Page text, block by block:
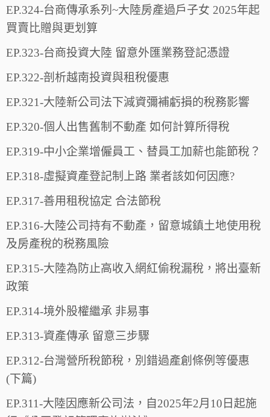
EP.324-台商傳承系列~大陸房產過戶子女 2025年起
買賣比贈與更划算
EP.323-台商投資大陸 留意外匯業務登記憑證
EP.322-剖析越南投資與租稅優惠
EP.321-大陸新公司法下減資彌補虧損的稅務影響
EP.320-個人出售舊制不動產 如何計算所得稅
EP.319-中小企業增僱員工、替員工加薪也能節稅？
EP.318-虛擬資產登記制上路 業者該如何因應?
EP.317-善用租稅協定 合法節稅
EP.316-大陸公司持有不動產，留意城鎮土地使用稅
及房產稅的税務風險
EP.315-大陸為防止高收入網紅偷稅漏稅，將出臺新
政策
EP.314-境外股權繼承 非易事
EP.313-資產傳承 留意三步驟
EP.312-台灣營所稅節稅，別錯過產創條例等優惠
(下篇)
EP.311-大陸因應新公司法，自2025年2月10日起施